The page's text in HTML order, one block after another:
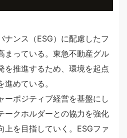
ナンス（ESG）に配慮したフ
まっている。東急不動産グル
を推進するため、環境を起点
めている。
ーポジティブ経営を基盤にし
ークホルダーとの協力を強化
上を目指していく。ESGファ